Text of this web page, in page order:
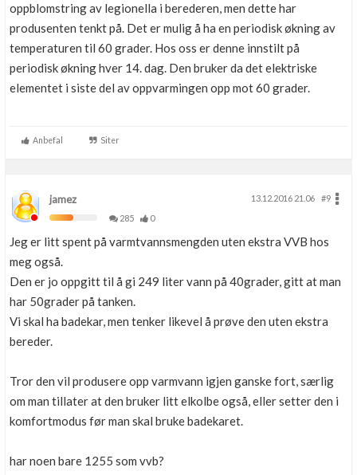
oppblomstring av legionella i berederen, men dette har
produsenten tenkt på. Det er mulig å ha en periodisk økning av
temperaturen til 60 grader. Hos oss er denne innstilt på
periodisk økning hver 14. dag. Den bruker da det elektriske
elementet i siste del av oppvarmingen opp mot 60 grader.
Anbefal Siter
jamez 13.12.2016 21.06
#9
285
0
Jeg er litt spent på varmtvannsmengden uten ekstra VVB hos
meg også.
Den er jo oppgitt til å gi 249 liter vann på 40grader, gitt at man
har 50grader på tanken.
Vi skal ha badekar, men tenker likevel å prøve den uten ekstra
bereder.
Tror den vil produsere opp varmvann igjen ganske fort, særlig
om man tillater at den bruker litt elkolbe også, eller setter den i
komfortmodus før man skal bruke badekaret.
har noen bare 1255 som vvb?